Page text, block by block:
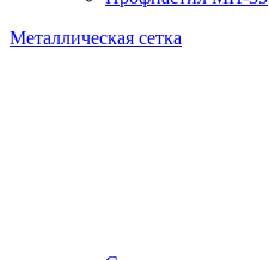
Металлическая сетка